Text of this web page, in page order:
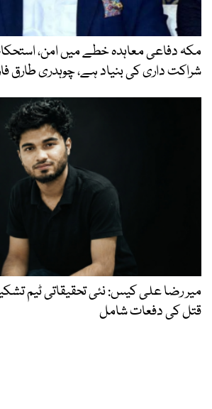
مکہ دفاعی معاہدہ خطے میں امن، استحکام
شراکت داری کی بنیاد ہے، چوہدری طارق
میر رضا علی کیس: نئی تحقیقاتی ٹیم
قتل کی دفعات شامل